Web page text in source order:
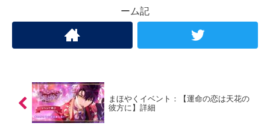
ーム記
まほやくイベント：【運命の恋は天花の
彼方に】詳細